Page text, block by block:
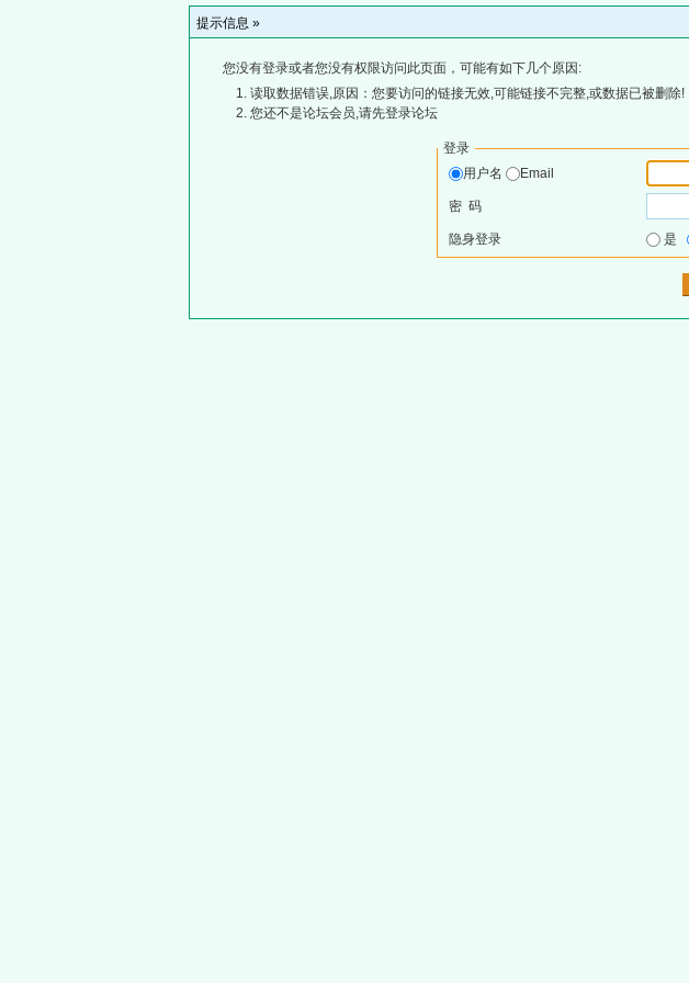
提示信息 »
您没有登录或者您没有权限访问此页面，可能有如下几个原因:
读取数据错误,原因：您要访问的链接无效,可能链接不完整,或数据已被删除!
您还不是论坛会员,请先登录论坛
登录
用户名
Email
密 码
隐身登录 是